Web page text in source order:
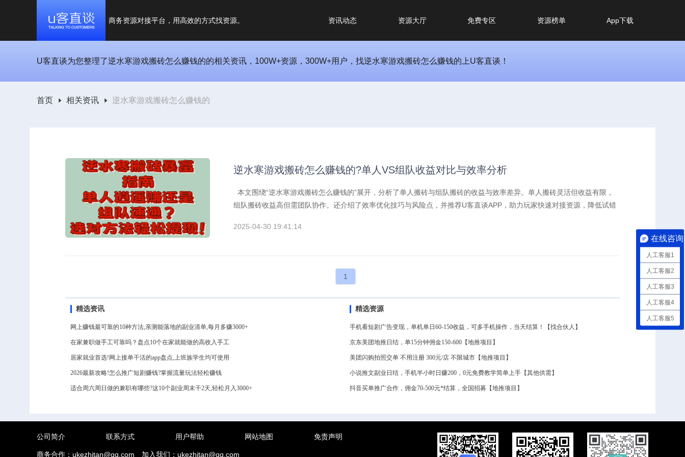
商务资源对接平台，用高效的方式找资源。 资讯动态 资源大厅 免费专区 资源榜单 App下载
U客直谈为您整理了逆水寒游戏搬砖怎么赚钱的的相关资讯，100W+资源，300W+用户，找逆水寒游戏搬砖怎么赚钱的上U客直谈！
首页 相关资讯 逆水寒游戏搬砖怎么赚钱的
逆水寒游戏搬砖怎么赚钱的?单人VS组队收益对比与效率分析
本文围绕“逆水寒游戏搬砖怎么赚钱的”展开，分析了单人搬砖与组队搬砖的收益与效率差异。单人搬砖灵活但收益有限，
组队搬砖收益高但需团队协作。还介绍了效率优化技巧与风险点，并推荐U客直谈APP，助力玩家快速对接资源，降低试错
2025-04-30 19:41:14
1
精选资讯
网上赚钱最可靠的10种方法,亲测能落地的副业清单,每月多赚3000+
在家兼职做手工可靠吗？盘点10个在家就能做的高收入手工
居家就业首选!网上接单干活的app盘点,上班族学生均可使用
2026最新攻略!怎么推广短剧赚钱?掌握流量玩法轻松赚钱
适合周六周日做的兼职有哪些?这10个副业周末干2天,轻松月入3000+
精选资源
手机看短剧广告变现，单机单日60-150收益，可多手机操作，当天结算！【找合伙人】
京东美团地推日结，单15分钟佣金150-600【地推项目】
美团闪购拍照交单 不用注册 300元/店 不限城市【地推项目】
小说推文副业日结，手机半小时日赚200，0元免费教学简单上手【其他供需】
抖音买单推广合作，佣金70-500元*结算，全国招募【地推项目】
公司简介 联系方式 用户帮助 网站地图 免责声明
商务合作：ukezhitan@qq.com 加入我们：ukezhitan@qq.com
在线咨询
人工客服1
人工客服2
人工客服3
人工客服4
人工客服5